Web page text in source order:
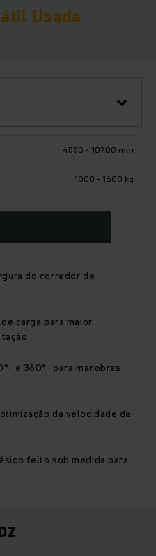
Usada
4550 - 10700 mm
1000 - 1600 kg
do corredor de
carga para maior
e 360°- para manobras
da velocidade de
feito sob medida para